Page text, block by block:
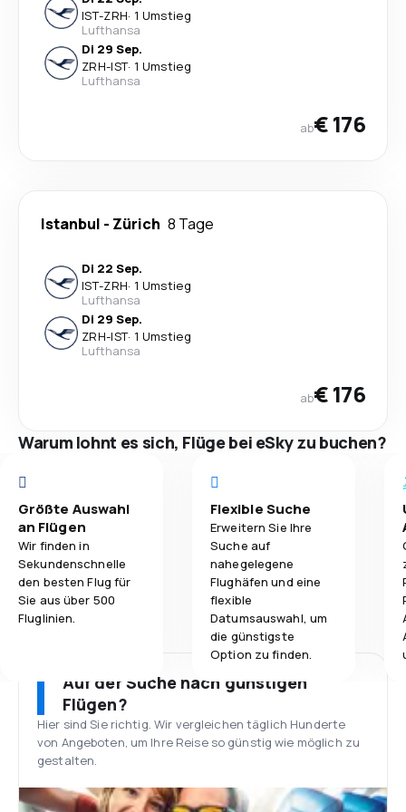
IST-ZRH· 1 Umstieg
Lufthansa
Di 29 Sep.
ZRH-IST· 1 Umstieg
Lufthansa
ab€ 176
Istanbul - Zürich 8 Tage
Di 22 Sep.
IST-ZRH· 1 Umstieg
Lufthansa
Di 29 Sep.
ZRH-IST· 1 Umstieg
Lufthansa
ab€ 176
Warum lohnt es sich, Flüge bei eSky zu buchen?
Größte Auswahl
an Flügen
Wir finden in
Sekundenschnelle
den besten Flug für
Sie aus über 500
Fluglinien.
Flexible Suche
Erweitern Sie Ihre
Suche auf
nahegelegene
Flughäfen und eine
flexible
Datumsauswahl, um
die günstigste
Option zu finden.
Auf der Suche nach günstigen
Flügen?
Hier sind Sie richtig. Wir vergleichen täglich Hunderte
von Angeboten, um Ihre Reise so günstig wie möglich zu
gestalten.